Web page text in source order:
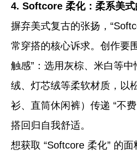
4. Softcore 柔化：柔系美
摒弃美式复古的张扬，
常穿搭的核心诉求。创作要
触感”：选用灰棕、米白等
绒、灯芯绒等柔软材质，以
衫、直筒休闲裤）传递 “不
搭回归自我舒适。
想获取 “Softcore 柔化” 的面